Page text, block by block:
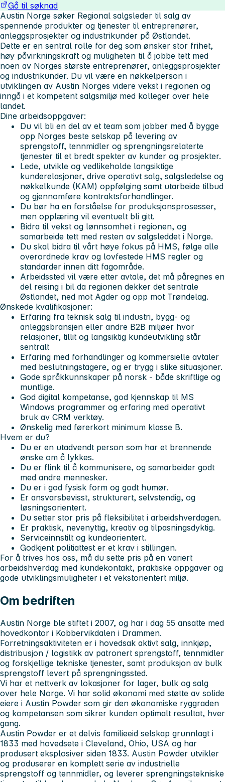
Gå til søknad
Austin Norge søker Regional salgsleder til salg av
spennende produkter og tjenester til entreprenører,
anleggsprosjekter og industrikunder på Østlandet.
Dette er en sentral rolle for deg som ønsker stor frihet,
høy påvirkningskraft og muligheten til å jobbe tett med
noen av Norges største entreprenører, anleggsprosjekter
og industrikunder. Du vil være en nøkkelperson i
utviklingen av Austin Norges videre vekst i regionen og
inngå i et kompetent salgsmiljø med kolleger over hele
landet.
Dine arbeidsoppgaver:
Du vil bli en del av et team som jobber med å bygge
opp Norges beste selskap på levering av
sprengstoff, tennmidler og sprengningsrelaterte
tjenester til et bredt spekter av kunder og prosjekter.
Lede, utvikle og vedlikeholde langsiktige
kunderelasjoner, drive operativt salg, salgsledelse og
nøkkelkunde (KAM) oppfølging samt utarbeide tilbud
og gjennomføre kontraktsforhandlinger.
Du bør ha en forståelse for produksjonsprosesser,
men opplæring vil eventuelt bli gitt.
Bidra til vekst og lønnsomhet i regionen, og
samarbeide tett med resten av salgsleddet i Norge.
Du skal bidra til vårt høye fokus på HMS, følge alle
overordnede krav og lovfestede HMS regler og
standarder innen ditt fagområde.
Arbeidssted vil være etter avtale, det må påregnes en
del reising i bil da regionen dekker det sentrale
Østlandet, ned mot Agder og opp mot Trøndelag.
Ønskede kvalifikasjoner:
Erfaring fra teknisk salg til industri, bygg- og
anleggsbransjen eller andre B2B miljøer hvor
relasjoner, tillit og langsiktig kundeutvikling står
sentralt
Erfaring med forhandlinger og kommersielle avtaler
med beslutningstagere, og er trygg i slike situasjoner.
Gode språkkunnskaper på norsk - både skriftlige og
muntlige.
God digital kompetanse, god kjennskap til MS
Windows programmer og erfaring med operativt
bruk av CRM verktøy.
Ønskelig med førerkort minimum klasse B.
Hvem er du?
Du er en utadvendt person som har et brennende
ønske om å lykkes.
Du er flink til å kommunisere, og samarbeider godt
med andre mennesker.
Du er i god fysisk form og godt humør.
Er ansvarsbevisst, strukturert, selvstendig, og
løsningsorientert.
Du setter stor pris på fleksibilitet i arbeidshverdagen.
Er praktisk, nevenyttig, kreativ og tilpasningsdyktig.
Serviceinnstilt og kundeorientert.
Godkjent politiattest er et krav i stillingen.
For å trives hos oss, må du sette pris på en variert
arbeidshverdag med kundekontakt, praktiske oppgaver og
gode utviklingsmuligheter i et vekstorientert miljø.
Om bedriften
Austin Norge ble stiftet i 2007, og har i dag 55 ansatte med
hovedkontor i Kobbervikdalen i Drammen.
Forretningsaktiviteten er i hovedsak aktivt salg, innkjøp,
distribusjon / logistikk av patronert sprengstoff, tennmidler
og forskjellige tekniske tjenester, samt produksjon av bulk
sprengstoff levert på sprengningssted.
Vi har et nettverk av lokasjoner for lager, bulk og salg
over hele Norge. Vi har solid økonomi med støtte av solide
eiere i Austin Powder som gir den økonomiske ryggraden
og kompetansen som sikrer kunden optimalt resultat, hver
gang.
Austin Powder er et delvis familieeid selskap grunnlagt i
1833 med hovedsete i Cleveland, Ohio, USA og har
produsert eksplosiver siden 1833. Austin Powder utvikler
og produserer en komplett serie av industrielle
sprengstoff og tennmidler, og leverer sprengningstekniske